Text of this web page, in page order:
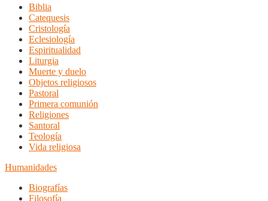
Biblia
Catequesis
Cristología
Eclesiología
Espiritualidad
Liturgia
Muerte y duelo
Objetos religiosos
Pastoral
Primera comunión
Religiones
Santoral
Teología
Vida religiosa
Humanidades
Biografías
Filosofía